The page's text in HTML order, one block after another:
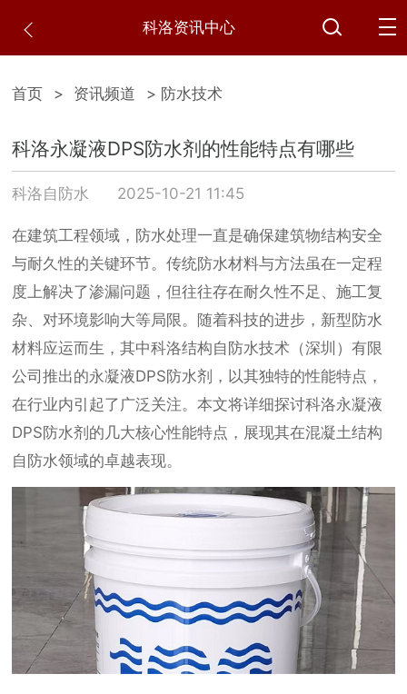
科洛资讯中心
首页 > 资讯频道 > 防水技术
科洛永凝液DPS防水剂的性能特点有哪些
科洛自防水 2025-10-21 11:45
在建筑工程领域，防水处理一直是确保建筑物结构安全
与耐久性的关键环节。传统防水材料与方法虽在一定程
度上解决了渗漏问题，但往往存在耐久性不足、施工复
杂、对环境影响大等局限。随着科技的进步，新型防水
材料应运而生，其中科洛结构自防水技术（深圳）有限
公司推出的永凝液DPS防水剂，以其独特的性能特点，
在行业内引起了广泛关注。本文将详细探讨科洛永凝液
DPS防水剂的几大核心性能特点，展现其在混凝土结构
自防水领域的卓越表现。